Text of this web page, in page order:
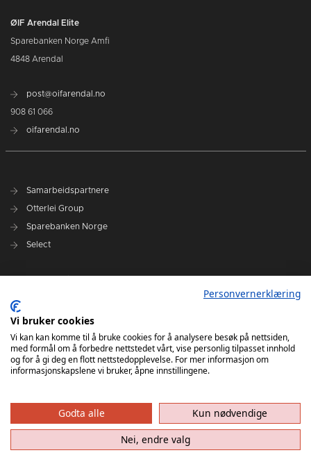
ØIF Arendal Elite
Sparebanken Norge Amfi
4848 Arendal
post@oifarendal.no
908 61 066
oifarendal.no
Samarbeidspartnere
Otterlei Group
Sparebanken Norge
Select
Spillerstall
Administrasjon
Styret
Personvernerklæring
Vi bruker cookies
Vi kan kan komme til å bruke cookies for å analysere besøk på nettsiden,
med formål om å forbedre nettstedet vårt, vise personlig tilpasset innhold
og for å gi deg en flott nettstedopplevelse. For mer informasjon om
informasjonskapslene vi bruker, åpne innstillingene.
Godta alle
Kun nødvendige
Nei, endre valg